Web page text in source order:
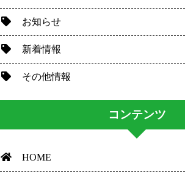
お知らせ
新着情報
その他情報
コンテンツ
HOME